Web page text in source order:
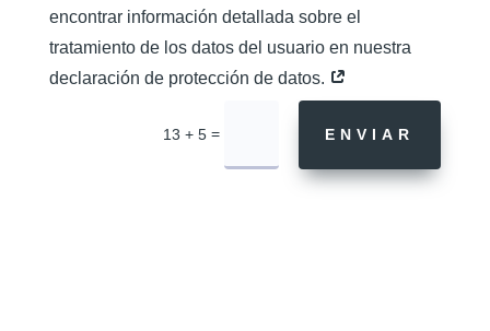
encontrar información detallada sobre el
tratamiento de los datos del usuario en nuestra
declaración de protección de datos.
13 + 5 = ENVIAR